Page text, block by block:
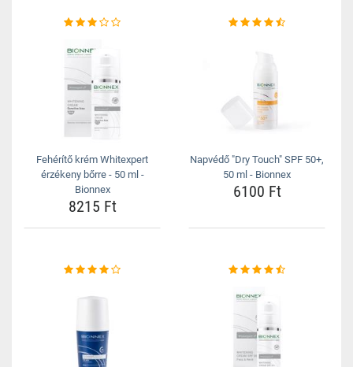
Fehérítő krém Whitexpert
érzékeny bőrre - 50 ml -
Bionnex
8215 Ft
Napvédő "Dry Touch" SPF 50+,
50 ml - Bionnex
6100 Ft